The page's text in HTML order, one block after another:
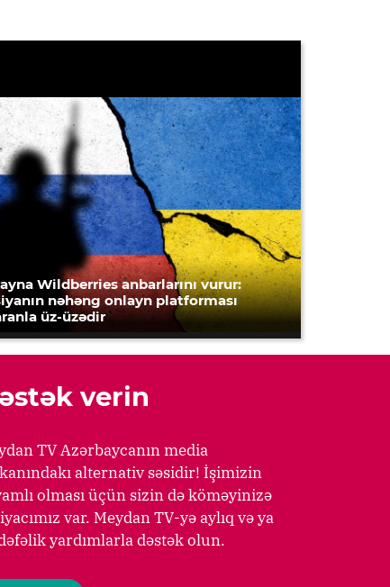
Wildberries anbarlarını vurur:
nəhəng onlayn platforması
üz-üzədir
verin
TV Azərbaycanın media
alternativ səsidir! İşimizin
olması üçün sizin də köməyinizə
var. Meydan TV-yə aylıq və ya
yardımlarla dəstək olun.